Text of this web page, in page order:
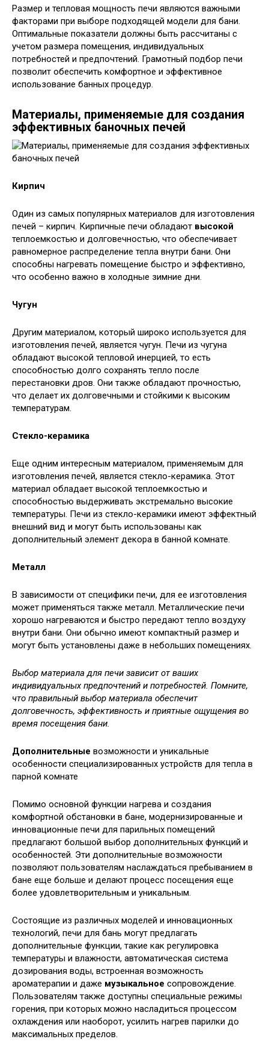
Размер и тепловая мощность печи являются важными
факторами при выборе подходящей модели для бани.
Оптимальные показатели должны быть рассчитаны с
учетом размера помещения, индивидуальных
потребностей и предпочтений. Грамотный подбор печи
позволит обеспечить комфортное и эффективное
использование банных процедур.
Материалы, применяемые для создания
эффективных баночных печей
Кирпич
Один из самых популярных материалов для изготовления
печей – кирпич. Кирпичные печи обладают высокой
теплоемкостью и долговечностью, что обеспечивает
равномерное распределение тепла внутри бани. Они
способны нагревать помещение быстро и эффективно,
что особенно важно в холодные зимние дни.
Чугун
Другим материалом, который широко используется для
изготовления печей, является чугун. Печи из чугуна
обладают высокой тепловой инерцией, то есть
способностью долго сохранять тепло после
перестановки дров. Они также обладают прочностью,
что делает их долговечными и стойкими к высоким
температурам.
Стекло-керамика
Еще одним интересным материалом, применяемым для
изготовления печей, является стекло-керамика. Этот
материал обладает высокой теплоемкостью и
способностью выдерживать экстремально высокие
температуры. Печи из стекло-керамики имеют эффектный
внешний вид и могут быть использованы как
дополнительный элемент декора в банной комнате.
Металл
В зависимости от специфики печи, для ее изготовления
может применяться также металл. Металлические печи
хорошо нагреваются и быстро передают тепло воздуху
внутри бани. Они обычно имеют компактный размер и
могут быть установлены даже в небольших помещениях.
Выбор материала для печи зависит от ваших
индивидуальных предпочтений и потребностей. Помните,
что правильный выбор материала обеспечит
долговечность, эффективность и приятные ощущения во
время посещения бани.
Дополнительные возможности и уникальные
особенности специализированных устройств для тепла в
парной комнате
Помимо основной функции нагрева и создания
комфортной обстановки в бане, модернизированные и
инновационные печи для парильных помещений
предлагают большой выбор дополнительных функций и
особенностей. Эти дополнительные возможности
позволяют пользователям наслаждаться пребыванием в
бане еще больше и делают процесс посещения еще
более удовлетворительным и уникальным.
Состоящие из различных моделей и инновационных
технологий, печи для бань могут предлагать
дополнительные функции, такие как регулировка
температуры и влажности, автоматическая система
дозирования воды, встроенная возможность
ароматерапии и даже музыкальное сопровождение.
Пользователям также доступны специальные режимы
горения, при которых можно насладиться процессом
охлаждения или наоборот, усилить нагрев парилки до
максимальных пределов.